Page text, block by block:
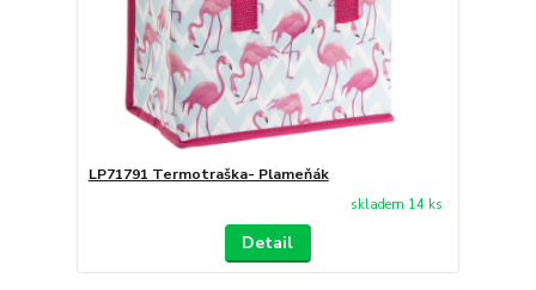
LP71791 Termotraška- Plameňák
skladem 14 ks
Detail